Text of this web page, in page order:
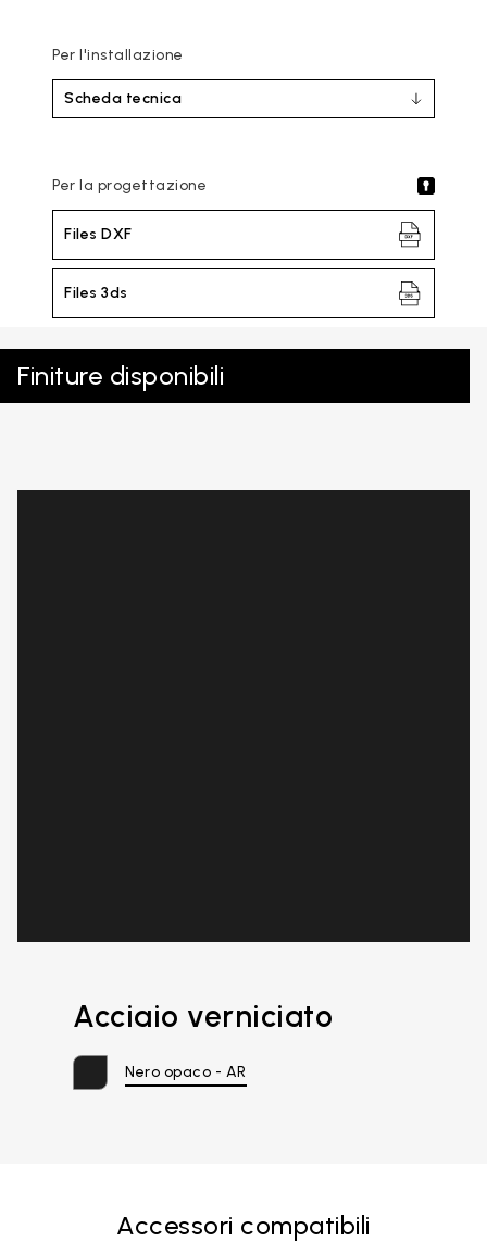
Per l'installazione
Scheda tecnica
Per la progettazione
Files DXF
Files 3ds
Finiture disponibili
Acciaio verniciato
Nero opaco - AR
Accessori compatibili